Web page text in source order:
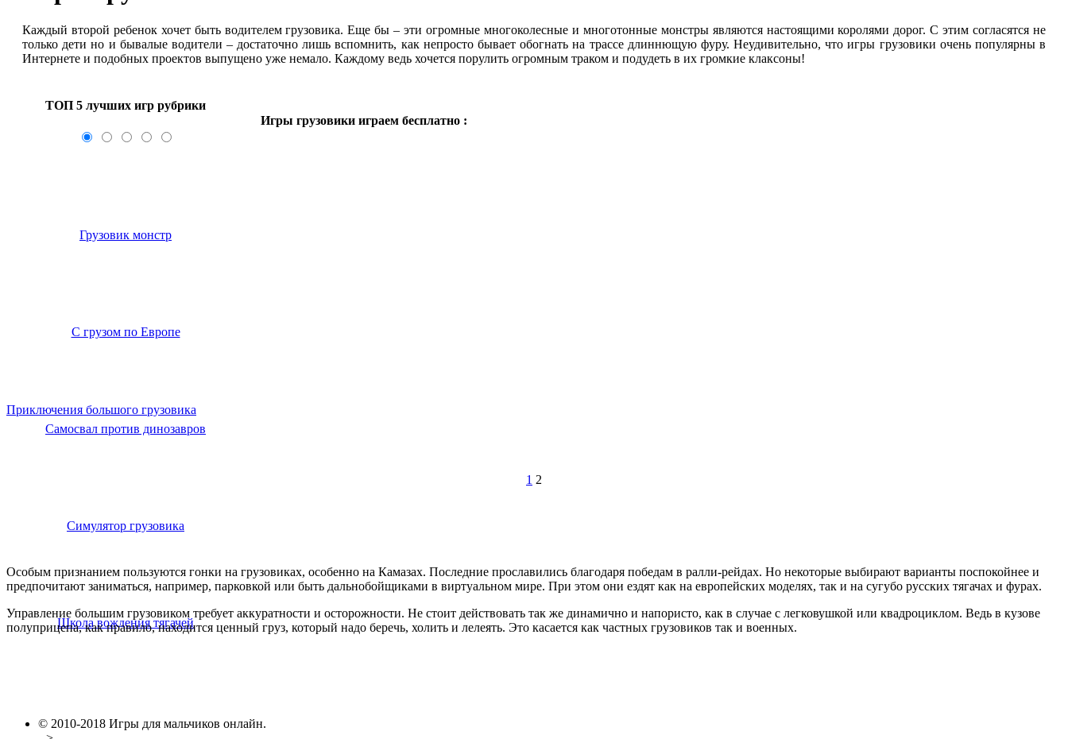
Каждый второй ребенок хочет быть водителем грузовика. Еще бы – эти огромные многоколесные и многотонные монстры являются настоящими королями дорог. С этим согласятся не
только дети но и бывалые водители – достаточно лишь вспомнить, как непросто бывает обогнать на трассе длиннющую фуру. Неудивительно, что игры грузовики очень популярны в
Интернете и подобных проектов выпущено уже немало. Каждому ведь хочется порулить огромным траком и подудеть в их громкие клаксоны!
ТОП 5 лучших игр рубрики
Грузовик монстр
С грузом по Европе
Самосвал против динозавров
Симулятор грузовика
Школа вождения тягачей
Игры грузовики играем бесплатно :
Приключения большого грузовика
1 2
Особым признанием пользуются гонки на грузовиках, особенно на Камазах. Последние прославились благодаря победам в ралли-рейдах. Но некоторые выбирают варианты поспокойнее и
предпочитают заниматься, например, парковкой или быть дальнобойщиками в виртуальном мире. При этом они ездят как на европейских моделях, так и на сугубо русских тягачах и фурах.
Управление большим грузовиком требует аккуратности и осторожности. Не стоит действовать так же динамично и напористо, как в случае с легковушкой или квадроциклом. Ведь в кузове
полуприцепа, как правило, находится ценный груз, который надо беречь, холить и лелеять. Это касается как частных грузовиков так и военных.
© 2010-2018 Игры для мальчиков онлайн.